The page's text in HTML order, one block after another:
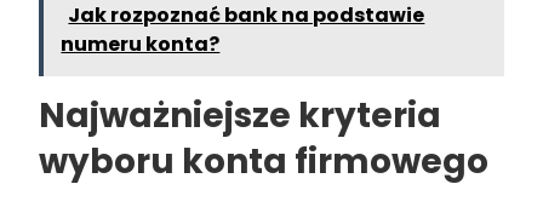
Jak rozpoznać bank na podstawie
numeru konta?
Najważniejsze kryteria
wyboru konta firmowego